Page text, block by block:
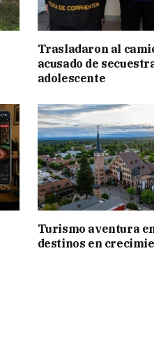
Trasladaron al
acusado de
adolescente
Turismo aventura
destinos en